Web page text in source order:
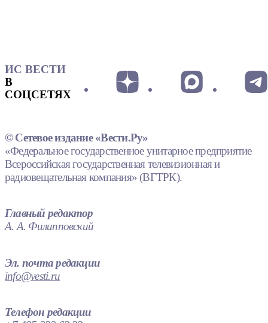
ИС ВЕСТИ
В
СОЦСЕТЯХ
© Сетевое издание «Вести.Ру»
«Федеральное государственное унитарное предприятие
Всероссийская государственная телевизионная и
радиовещательная компания» (ВГТРК).
Главный редактор
А. А. Филипповский
Эл. почта редакции
info@vesti.ru
Телефон редакции